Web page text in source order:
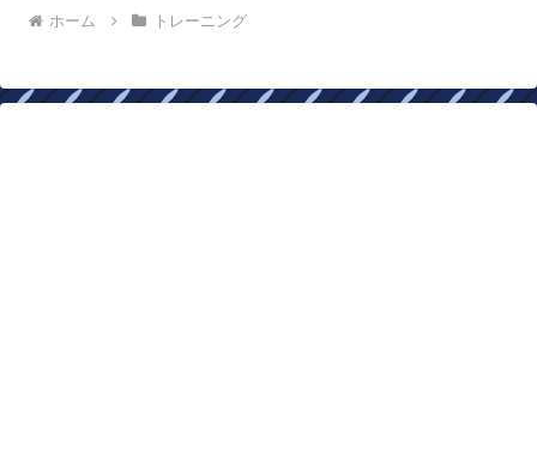
ホーム トレーニング